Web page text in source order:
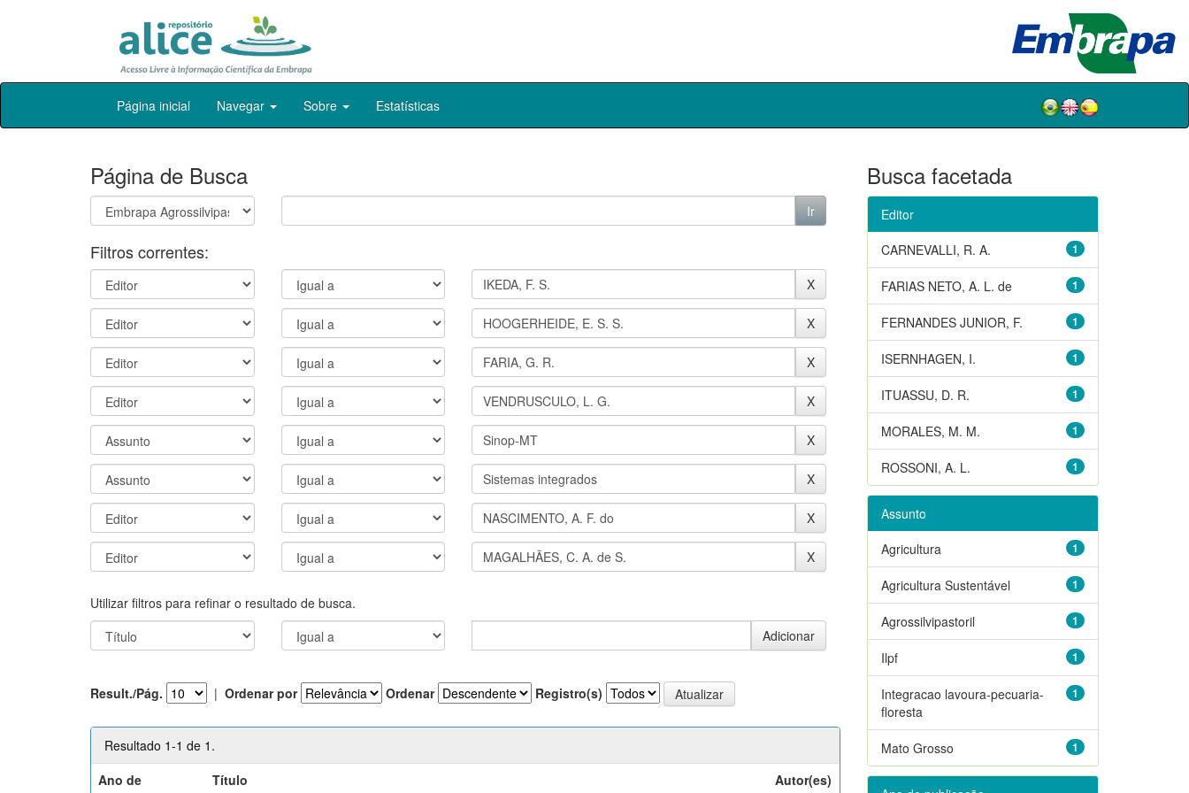
Skip
Página inicial Navegar Sobre Estatísticas
Página de Busca
Filtros correntes:
Utilizar filtros para refinar o resultado de busca.
Result./Pág. | Ordenar por Ordenar Registro(s)
Resultado 1-1 de 1.
Ano de
Título Autor(es)
Busca facetada
Editor
1
CARNEVALLI, R. A.
1
FARIAS NETO, A. L. de
1
FERNANDES JUNIOR, F.
1
ISERNHAGEN, I.
1
ITUASSU, D. R.
1
MORALES, M. M.
1
ROSSONI, A. L.
Assunto
1
Agricultura
1
Agricultura Sustentável
1
Agrossilvipastoril
1
Ilpf
1
Integracao lavoura-pecuaria-
floresta
1
Mato Grosso